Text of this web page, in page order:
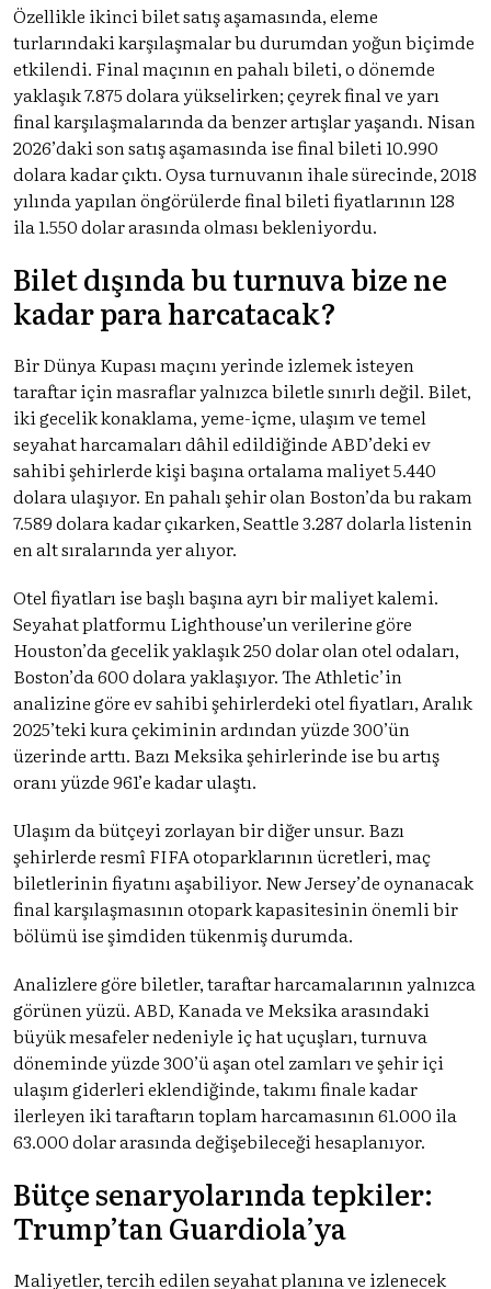
Özellikle ikinci bilet satış aşamasında, eleme
turlarındaki karşılaşmalar bu durumdan yoğun biçimde
etkilendi. Final maçının en pahalı bileti, o dönemde
yaklaşık 7.875 dolara yükselirken; çeyrek final ve yarı
final karşılaşmalarında da benzer artışlar yaşandı. Nisan
2026’daki son satış aşamasında ise final bileti 10.990
dolara kadar çıktı. Oysa turnuvanın ihale sürecinde, 2018
yılında yapılan öngörülerde final bileti fiyatlarının 128
ila 1.550 dolar arasında olması bekleniyordu.
Bilet dışında bu turnuva bize ne
kadar para harcatacak?
Bir Dünya Kupası maçını yerinde izlemek isteyen
taraftar için masraflar yalnızca biletle sınırlı değil. Bilet,
iki gecelik konaklama, yeme-içme, ulaşım ve temel
seyahat harcamaları dâhil edildiğinde ABD’deki ev
sahibi şehirlerde kişi başına ortalama maliyet 5.440
dolara ulaşıyor. En pahalı şehir olan Boston’da bu rakam
7.589 dolara kadar çıkarken, Seattle 3.287 dolarla listenin
en alt sıralarında yer alıyor.
Otel fiyatları ise başlı başına ayrı bir maliyet kalemi.
Seyahat platformu Lighthouse’un verilerine göre
Houston’da gecelik yaklaşık 250 dolar olan otel odaları,
Boston’da 600 dolara yaklaşıyor. The Athletic’in
analizine göre ev sahibi şehirlerdeki otel fiyatları, Aralık
2025’teki kura çekiminin ardından yüzde 300’ün
üzerinde arttı. Bazı Meksika şehirlerinde ise bu artış
oranı yüzde 961’e kadar ulaştı.
Ulaşım da bütçeyi zorlayan bir diğer unsur. Bazı
şehirlerde resmî FIFA otoparklarının ücretleri, maç
biletlerinin fiyatını aşabiliyor. New Jersey’de oynanacak
final karşılaşmasının otopark kapasitesinin önemli bir
bölümü ise şimdiden tükenmiş durumda.
Analizlere göre biletler, taraftar harcamalarının yalnızca
görünen yüzü. ABD, Kanada ve Meksika arasındaki
büyük mesafeler nedeniyle iç hat uçuşları, turnuva
döneminde yüzde 300’ü aşan otel zamları ve şehir içi
ulaşım giderleri eklendiğinde, takımı finale kadar
ilerleyen iki taraftarın toplam harcamasının 61.000 ila
63.000 dolar arasında değişebileceği hesaplanıyor.
Bütçe senaryolarında tepkiler:
Trump’tan Guardiola’ya
Maliyetler, tercih edilen seyahat planına ve izlenecek